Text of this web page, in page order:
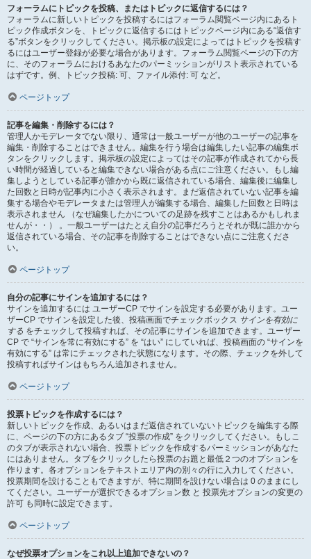
フォーラムにトピックを投稿、またはトピックに返信するには？
フォーラムに新しいトピックを投稿するにはフォーラム閲覧ページ内にあるト
ピック作成ボタンを、トピックに返信するにはトピックページ内にある“返信す
る”ボタンをクリックしてください。掲示板の設定によってはトピックを投稿す
るにはユーザー登録が必要な場合があります。フォーラム閲覧ページの下の方
に、そのフォーラムにおけるあなたのパーミッションがリスト表示されている
はずです。例、トピック投稿: 可、ファイル添付: 可 など。
ページトップ
記事を編集・削除するには？
管理人かモデレータでない限り、通常は一般ユーザーが他のユーザーの記事を
編集・削除することはできません。編集を行う場合は編集したい記事の編集ボ
タンをクリックします。掲示板の設定によってはその記事が作成されてから長
い時間が経過していると編集できない場合がある点にご注意ください。もし編
集しようとしている記事が誰かから既に返信されている場合、編集後に編集し
た回数と日時が記事内に小さく表示されます。まだ返信されていない記事を編
集する場合やモデレータまたは管理人が編集する場合、編集した回数と日時は
表示されません （なぜ編集したかについての足跡を残すことはあるかもしれま
せんが・・） 。一般ユーザーはたとえ自分の記事だろうとそれが既に誰かから
返信されている場合、その記事を削除することはできない点にご注意くださ
い。
ページトップ
自分の記事にサインを追加するには？
サインを追加するには ユーザーCP でサインを設定する必要があります。ユー
ザーCP でサインを設定した後、投稿画面でチェックボックス サインを有効に
する をチェックして投稿すれば、その記事にサインを追加できます。ユーザー
CP で “サインを常に有効にする” を “はい” にしていれば、投稿画面の “サインを
有効にする” は常にチェックされた状態になります。その際、チェックを外して
投稿すればサインはもちろん追加されません。
ページトップ
投票トピックを作成するには？
新しいトピックを作成、あるいはまだ返信されていないトピックを編集する際
に、ページの下の方にあるタブ “投票の作成” をクリックしてください。もしこ
のタブが表示されない場合、投票トピックを作成するパーミッションがあなた
にはありません。タブをクリックしたら投票のお題と最低２つのオプションを
作ります。各オプションをテキストエリア内の別々の行に入力してください。
投票期間を設けることもできますが、特に期間を設けない場合は 0 のままにし
てください。ユーザーが選択できるオプション数 と 投票先オプションの変更の
許可 も同時に設定できます。
ページトップ
なぜ投票オプションをこれ以上追加できないの？